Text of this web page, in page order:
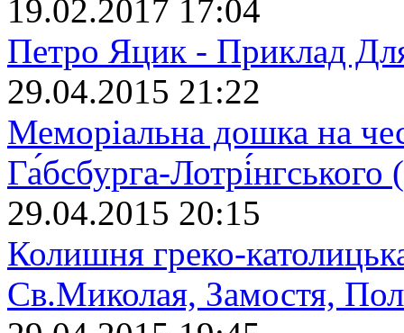
19.02.2017 17:04
Петро Яцик - Приклад
29.04.2015 21:22
Меморіальна дошка на
Га́бсбурга-
29.04.2015 20:15
Колишня греко-
Св.Миколая, Замостя,